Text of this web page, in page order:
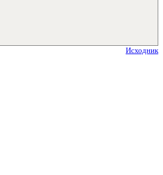
Исходник